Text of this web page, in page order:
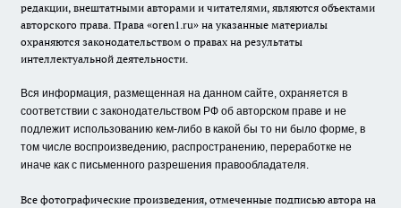
редакции, внештатными авторами и читателями, являются объектами
авторского права. Права «oren1.ru» на указанные материалы
охраняются законодательством о правах на результаты
интеллектуальной деятельности.
Вся информация, размещенная на данном сайте, охраняется в
соответствии с законодательством РФ об авторском праве и не
подлежит использованию кем-либо в какой бы то ни было форме, в
том числе воспроизведению, распространению, переработке не
иначе как с письменного разрешения правообладателя.
Все фотографические произведения, отмеченные подписью автора на